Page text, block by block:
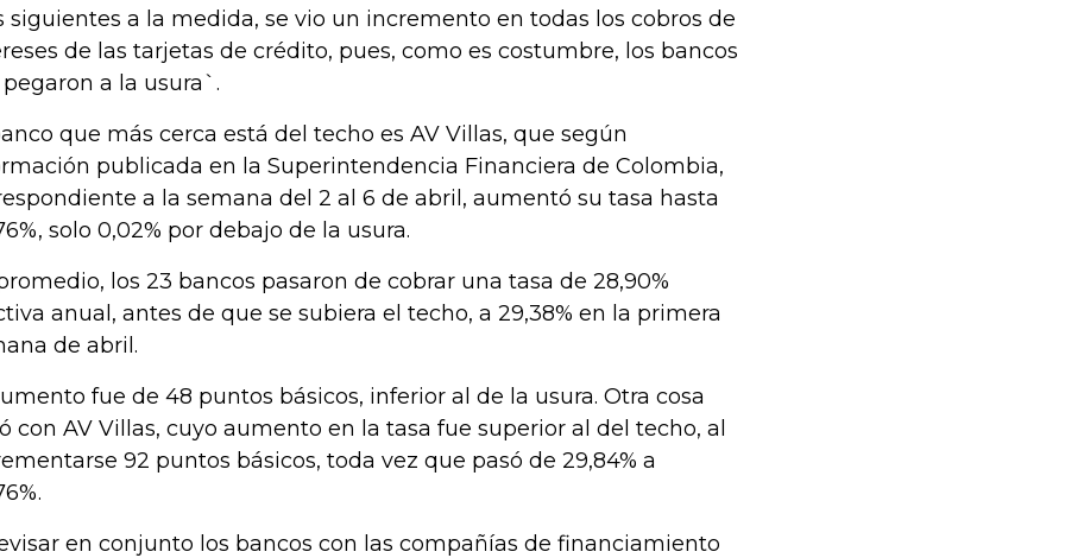
siguientes a la medida, se vio un incremento en todas los cobros de
de las tarjetas de crédito, pues, como es costumbre, los bancos
a la usura`.
que más cerca está del techo es AV Villas, que según
publicada en la Superintendencia Financiera de Colombia,
a la semana del 2 al 6 de abril, aumentó su tasa hasta
solo 0,02% por debajo de la usura.
los 23 bancos pasaron de cobrar una tasa de 28,90%
anual, antes de que se subiera el techo, a 29,38% en la primera
de abril.
fue de 48 puntos básicos, inferior al de la usura. Otra cosa
con AV Villas, cuyo aumento en la tasa fue superior al del techo, al
92 puntos básicos, toda vez que pasó de 29,84% a
en conjunto los bancos con las compañías de financiamiento